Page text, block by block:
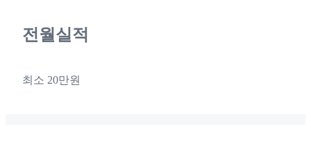
전월실적
최소 20만원